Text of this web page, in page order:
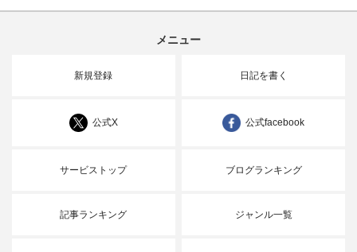
メニュー
新規登録 日記を書く
公式X 公式facebook
サービストップ ブログランキング
記事ランキング ジャンル一覧